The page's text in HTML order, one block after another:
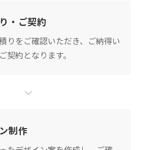
・ご契約
りをご確認いただき、ご納得い
契約となります。
制作